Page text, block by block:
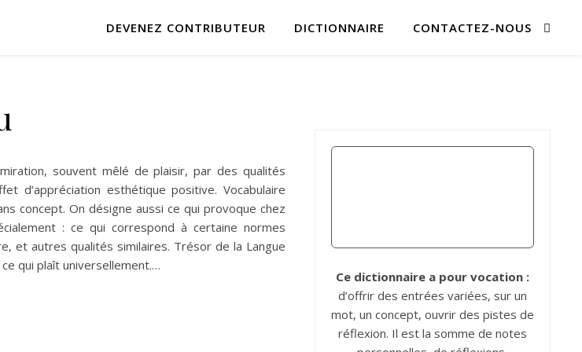
DEVENEZ CONTRIBUTEUR DICTIONNAIRE CONTACTEZ-NOUS
souvent mêlé de plaisir, par des qualités
d’appréciation esthétique positive. Vocabulaire
concept. On désigne aussi ce qui provoque chez
: ce qui correspond à certaine normes
et autres qualités similaires. Trésor de la Langue
qui plaît universellement.…
Ce dictionnaire a pour vocation :
d’offrir des entrées variées, sur un
mot, un concept, ouvrir des pistes de
réflexion. Il est la somme de notes